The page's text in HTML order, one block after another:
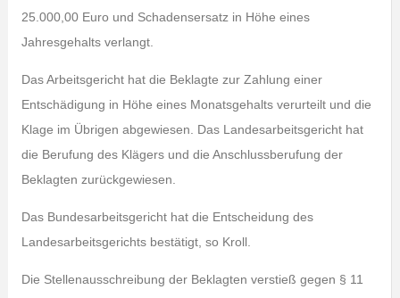
25.000,00 Euro und Schadensersatz in Höhe eines
Jahresgehalts verlangt.
Das Arbeitsgericht hat die Beklagte zur Zahlung einer
Entschädigung in Höhe eines Monatsgehalts verurteilt und die
Klage im Übrigen abgewiesen. Das Landesarbeitsgericht hat
die Berufung des Klägers und die Anschlussberufung der
Beklagten zurückgewiesen.
Das Bundesarbeitsgericht hat die Entscheidung des
Landesarbeitsgerichts bestätigt, so Kroll.
Die Stellenausschreibung der Beklagten verstieß gegen § 11